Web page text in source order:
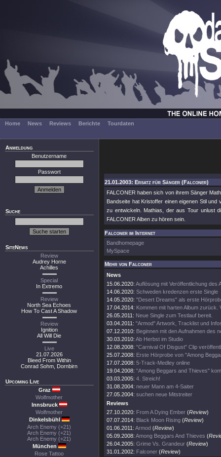
Home News Reviews Berichte Tourdaten
Anmeldung
Benutzername
Passwort
Suche
SiteNews
Review
Audrey Horne
Achilles
Special
In Extremo
Review
North Sea Echoes
How To Cast A Shadow
Review
Ignition
All Will Die
Live
21.07.2026
Bleed From Within
Conrad Sohm, Dornbirn
Upcoming Live
Graz
Wolfmother
Innsbruck
Wolfmother
Dinkelsbühl
Arch Enemy (+21)
Arch Enemy (+21)
Arch Enemy (+21)
München
Rose Tattoo
21.01.2003: Ersatz für Sänger (Falconer)
FALCONER haben sich von ihrem Sänger
Bandseite hat Kristoffer einen eigenen Stil
zu entwickeln. Mathias, der aus Tour unlust
FALCONER Alben zu hören sein.
Falconer im Internet
Bandhomepage
MySpace
Mehr von Falconer
News
15.06.2020: Auflösung mit Veröffentlichung des
14.06.2020: Schweden kredenzen erste Single
14.05.2020: "Desert Dreams" als erste
17.04.2014: Kommen mit harten Album zurück.
26.05.2011: Neue Single zum Testlauf bereit.
03.04.2011: "Armod" Artwork, Tracklist und
07.12.2010: Beginnen mit den Aufnahmen des
30.03.2010: Ab Herbst im Studio
12.08.2008: "Carnival Of Disgust" Clip
25.07.2008: Erste Hörprobe von "Among
17.07.2008: 5-Track-Medley online
19.04.2008: "Among Beggars and Thieves"
03.03.2005: 4. Streich!
31.08.2004: neuer Mann am 4-Saiter
27.05.2004: suchen neue Mitstreiter
Reviews
27.10.2020: From A Dying Ember (Review)
07.07.2014: Black Moon Rising (Review)
01.06.2011: Armod (Review)
05.09.2008: Among Beggars And Thieves (
26.04.2005: Grime Vs. Grandeur (Review)
31.01.2002: Falconer (Review)